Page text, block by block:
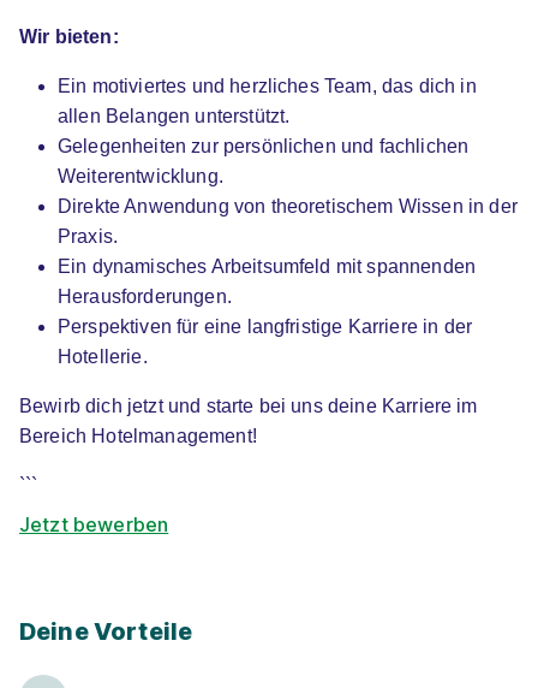
Dualer Bachelor Hotel Management
01.04.2027
68159 Mannheim (u.a.)
Video
Hochschule für Management
01.10.2026
Wir bieten:
Ein motiviertes und herzliches Team, das dich in
allen Belangen unterstützt.
Gelegenheiten zur persönlichen und fachlichen
Weiterentwicklung.
Direkte Anwendung von theoretischem Wissen in der
Praxis.
Ein dynamisches Arbeitsumfeld mit spannenden
Herausforderungen.
Perspektiven für eine langfristige Karriere in der
Hotellerie.
Bewirb dich jetzt und starte bei uns deine Karriere im
Bereich Hotelmanagement!
```
Jetzt bewerben
Deine Vorteile